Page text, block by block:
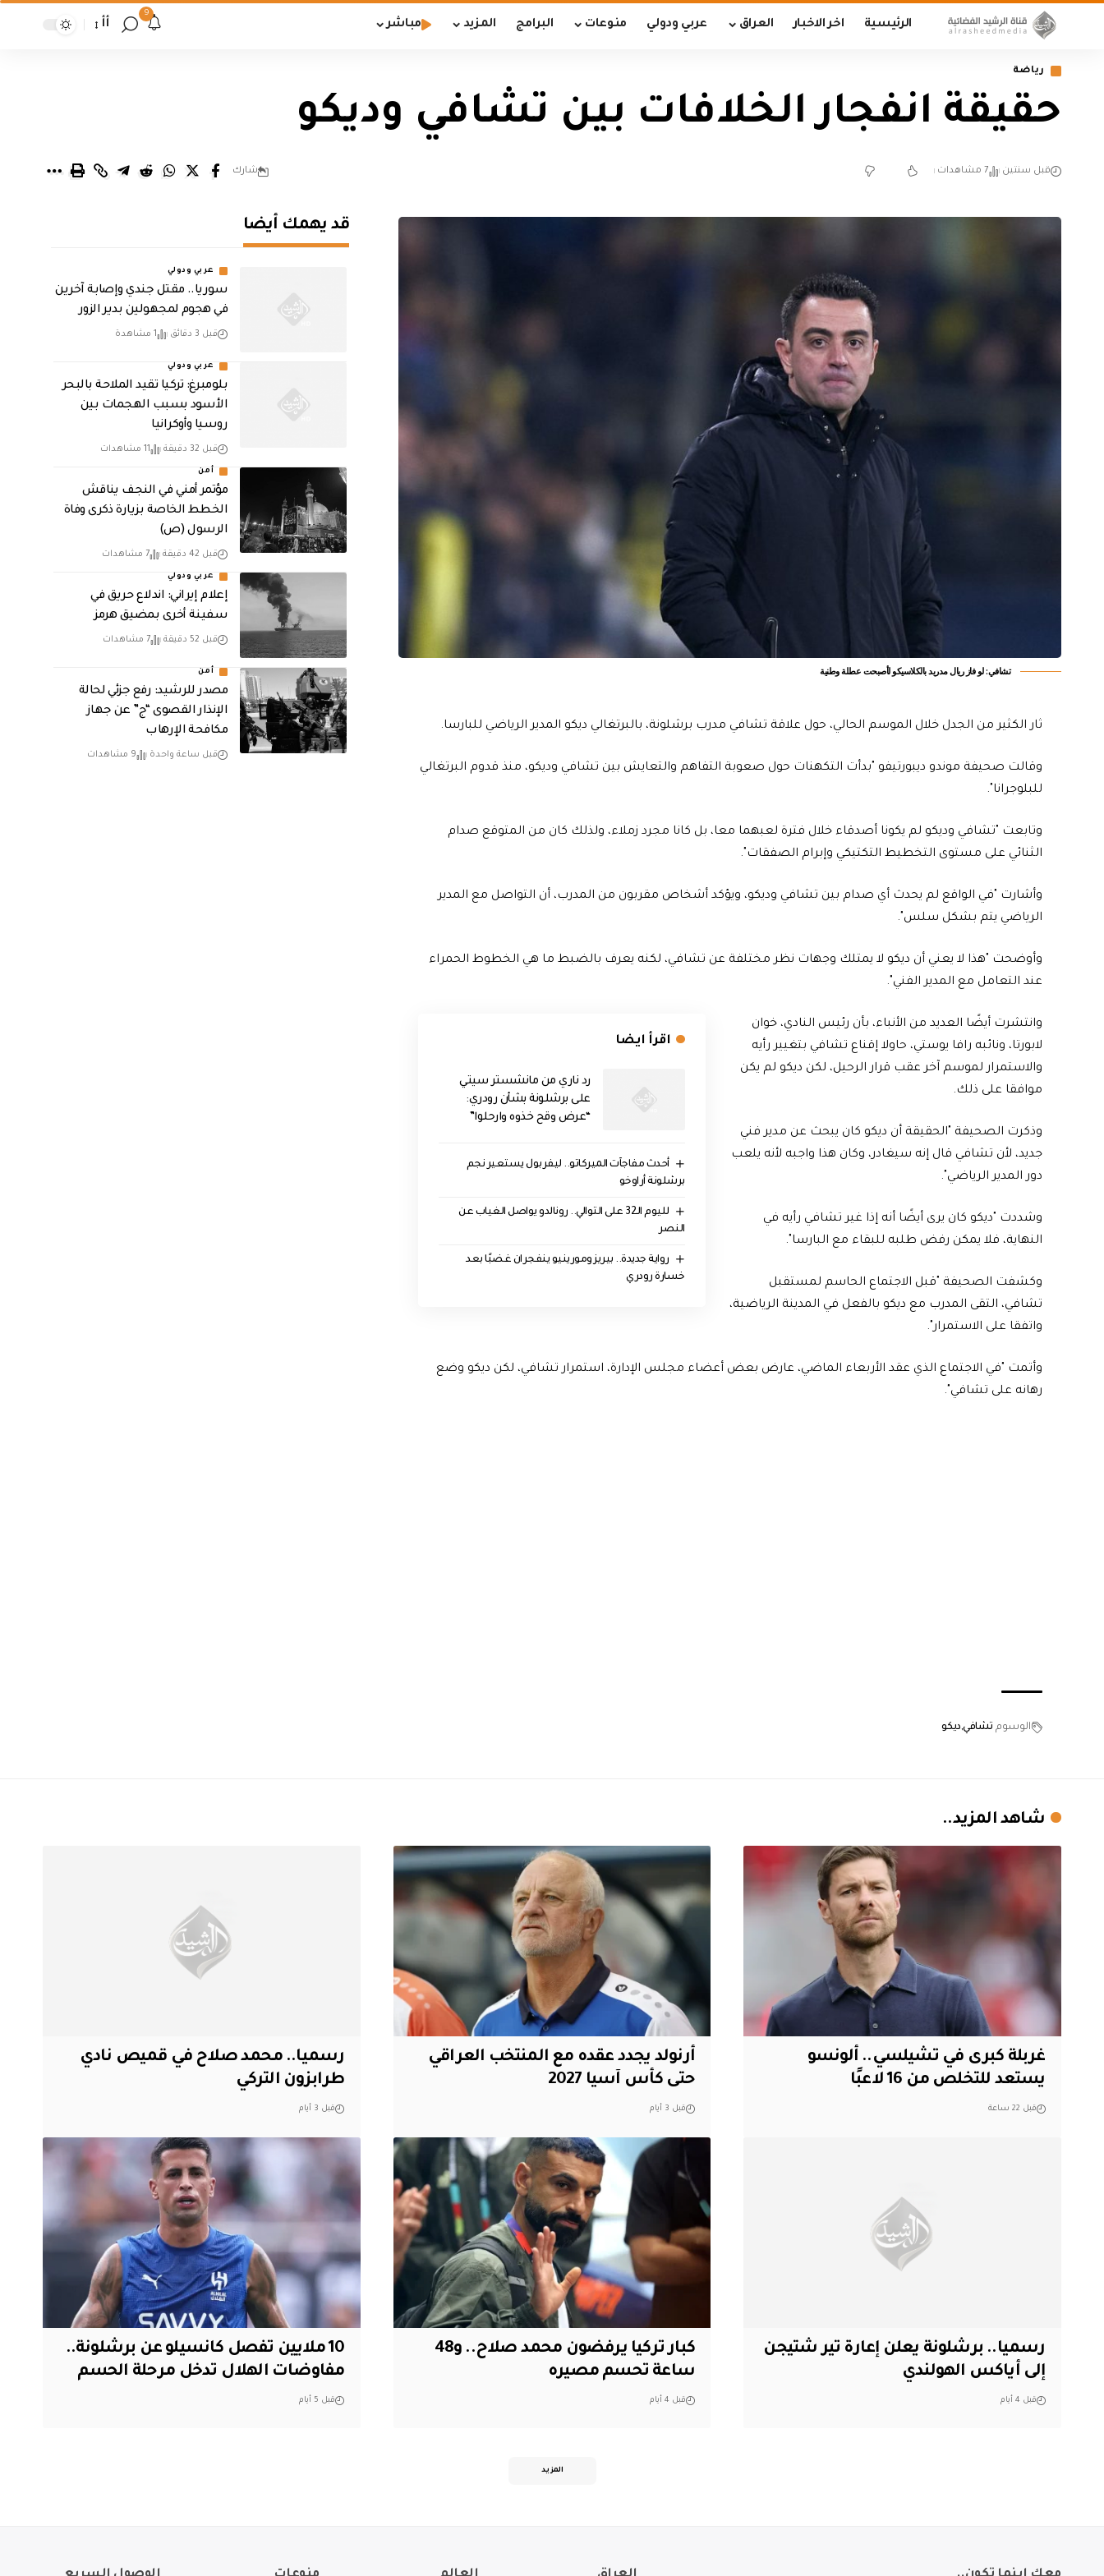
الرئيسية اخر الاخبار العراق عربي ودولي منوعات البرامج المزيد مباشر
9
أأ
رياضة
حقيقة انفجار الخلافات بين تشافي وديكو
قبل سنتين 7 مشاهدات شارك
تشافي: لو فاز ريال مدريد بالكلاسيكو لأصبحت عطلة وطنية
ثار الكثير من الجدل خلال الموسم الحالي، حول علاقة تشافي مدرب برشلونة، بالبرتغالي ديكو المدير الرياضي للبارسا.
وقالت صحيفة موندو ديبورتيفو "بدأت التكهنات حول صعوبة التفاهم والتعايش بين تشافي وديكو، منذ قدوم البرتغالي
للبلوجرانا".
وتابعت "تشافي وديكو لم يكونا أصدقاء خلال فترة لعبهما معا، بل كانا مجرد زملاء، ولذلك كان من المتوقع صدام
الثنائي على مستوى التخطيط التكتيكي وإبرام الصفقات".
وأشارت "في الواقع لم يحدث أي صدام بين تشافي وديكو، ويؤكد أشخاص مقربون من المدرب، أن التواصل مع المدير
الرياضي يتم بشكل سلس".
وأوضحت "هذا لا يعني أن ديكو لا يمتلك وجهات نظر مختلفة عن تشافي، لكنه يعرف بالضبط ما هي الخطوط الحمراء
عند التعامل مع المدير الفني".
اقرأ ايضا
رد ناري من مانشستر سيتي
على برشلونة بشأن رودري:
“عرض وقح خذوه وارحلوا”
أحدث مفاجآت الميركاتو.. ليفربول يستعير نجم
برشلونة أراوخو
لليوم الـ32 على التوالي.. رونالدو يواصل الغياب عن
النصر
رواية جديدة.. بيريز ومورينيو ينفجران غضبًا بعد
خسارة رودري
وانتشرت أيضًا العديد من الأنباء، بأن رئيس النادي، خوان
لابورتا، ونائبه رافا يوستي، حاولا إقناع تشافي بتغيير رأيه
والاستمرار لموسم آخر عقب قرار الرحيل، لكن ديكو لم يكن
موافقا على ذلك.
وذكرت الصحيفة "الحقيقة أن ديكو كان يبحث عن مدير فني
جديد، لأن تشافي قال إنه سيغادر، وكان هذا واجبه لأنه يلعب
دور المدير الرياضي".
وشددت "ديكو كان يرى أيضًا أنه إذا غير تشافي رأيه في
النهاية، فلا يمكن رفض طلبه للبقاء مع البارسا".
وكشفت الصحيفة "قبل الاجتماع الحاسم لمستقبل
تشافي، التقى المدرب مع ديكو بالفعل في المدينة الرياضية،
واتفقا على الاستمرار".
وأتمت "في الاجتماع الذي عقد الأربعاء الماضي، عارض بعض أعضاء مجلس الإدارة، استمرار تشافي، لكن ديكو وضع
رهانه على تشافي".
الوسوم تشافي ديكو
قد يهمك أيضا
عربي ودولي
سوريا.. مقتل جندي وإصابة آخرين
في هجوم لمجهولين بدير الزور
قبل 3 دقائق 1 مشاهدة
عربي ودولي
بلومبرغ: تركيا تقيد الملاحة بالبحر
الأسود بسبب الهجمات بين
روسيا وأوكرانيا
قبل 32 دقيقة 11 مشاهدات
أمن
مؤتمر أمني في النجف يناقش
الخطط الخاصة بزيارة ذكرى وفاة
الرسول (ص)
قبل 42 دقيقة 7 مشاهدات
عربي ودولي
إعلام إيراني: اندلاع حريق في
سفينة أخرى بمضيق هرمز
قبل 52 دقيقة 7 مشاهدات
أمن
مصدر للرشيد: رفع جزئي لحالة
الإنذار القصوى “ج” عن جهاز
مكافحة الإرهاب
قبل ساعة واحدة 9 مشاهدات
شاهد المزيد..
غربلة كبرى في تشيلسي.. ألونسو
يستعد للتخلص من 16 لاعبًا
قبل 22 ساعة
أرنولد يجدد عقده مع المنتخب العراقي
حتى كأس آسيا 2027
قبل 3 أيام
رسميا.. محمد صلاح في قميص نادي
طرابزون التركي
قبل 3 أيام
رسميا.. برشلونة يعلن إعارة تير شتيجن
إلى أياكس الهولندي
قبل 4 أيام
كبار تركيا يرفضون محمد صلاح.. و48
ساعة تحسم مصيره
قبل 4 أيام
10 ملايين تفصل كانسيلو عن برشلونة..
مفاوضات الهلال تدخل مرحلة الحسم
قبل 5 أيام
المزيد